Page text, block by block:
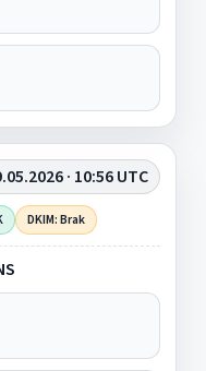
· 10:56 UTC
DKIM: Brak